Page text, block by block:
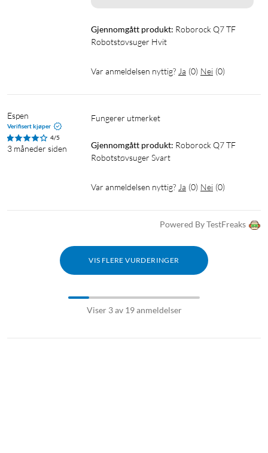
Gjennomgått produkt: Roborock Q7 TF
Robotstøvsuger Hvit
Var anmeldelsen nyttig? Ja (0) Nei (0)
Espen
Verifisert kjøper
4/5
3 måneder siden
Fungerer utmerket
Gjennomgått produkt: Roborock Q7 TF
Robotstøvsuger Svart
Var anmeldelsen nyttig? Ja (0) Nei (0)
Powered By TestFreaks
VIS FLERE VURDERINGER
Viser 3 av 19 anmeldelser